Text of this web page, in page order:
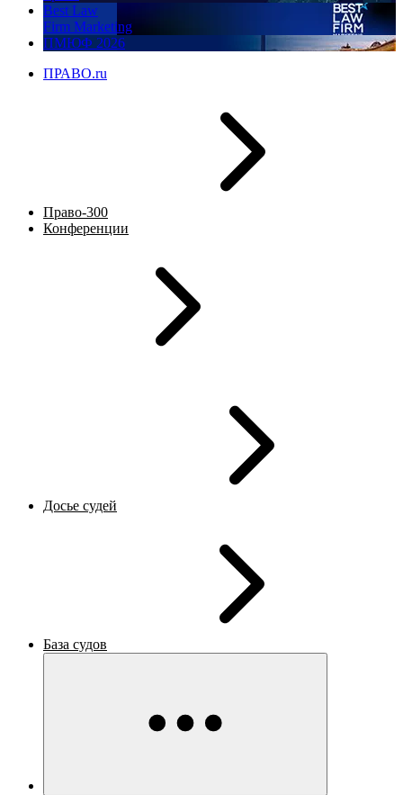
Best Law
Firm Marketing
ПМЮФ 2026
ПРАВО.ru
Право-300
Конференции
Досье судей
База судов